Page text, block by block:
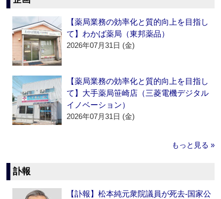
【薬局業務の効率化と質的向上を目指し
て】わかば薬局（東邦薬品）
2026年07月31日 (金)
【薬局業務の効率化と質的向上を目指し
て】大手薬局笹崎店（三菱電機デジタル
イノベーション）
2026年07月31日 (金)
もっと見る »
訃報
【訃報】松本純元衆院議員が死去‐国家公